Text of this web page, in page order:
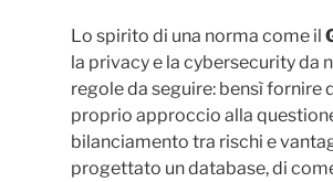
Lo spirito di una norma come il
la privacy e la cybersecurity da
regole da seguire: bensì fornire
proprio approccio alla
bilanciamento tra rischi e
progettato un database, di